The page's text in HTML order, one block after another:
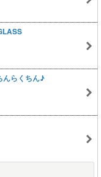
んらくちん♪